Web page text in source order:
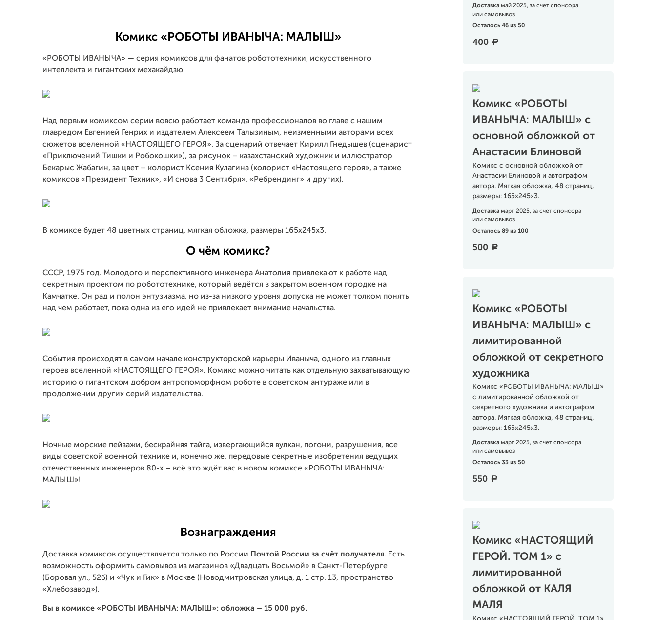
Доставка май 2025, за счет спонсора
или самовывоз
Осталось 46 из 50
400 a
Комикс «РОБОТЫ
ИВАНЫЧА: МАЛЫШ» с
основной обложкой от
Анастасии Блиновой
Комикс с основной обложкой от
Анастасии Блиновой и автографом
автора. Мягкая обложка, 48 страниц,
размеры: 165х245х3.
Доставка март 2025, за счет спонсора
или самовывоз
Осталось 89 из 100
500 a
Комикс «РОБОТЫ
ИВАНЫЧА: МАЛЫШ» с
лимитированной
обложкой от секретного
художника
Комикс «РОБОТЫ ИВАНЫЧА: МАЛЫШ»
с лимитированной обложкой от
секретного художника и автографом
автора. Мягкая обложка, 48 страниц,
размеры: 165х245х3.
Доставка март 2025, за счет спонсора
или самовывоз
Осталось 33 из 50
550 a
Комикс «НАСТОЯЩИЙ
ГЕРОЙ. ТОМ 1» с
лимитированной
обложкой от КАЛЯ
МАЛЯ
Комикс «НАСТОЯЩИЙ ГЕРОЙ. ТОМ 1»
Комикс «РОБОТЫ ИВАНЫЧА: МАЛЫШ»
«РОБОТЫ ИВАНЫЧА» — серия комиксов для фанатов робототехники, искусственного
интеллекта и гигантских мехакайдзю.
Над первым комиксом серии вовсю работает команда профессионалов во главе с нашим
главредом Евгенией Генрих и издателем Алексеем Талызиным, неизменными авторами всех
сюжетов вселенной «НАСТОЯЩЕГО ГЕРОЯ». За сценарий отвечает Кирилл Гнедышев (сценарист
«Приключений Тишки и Робокошки»), за рисунок – казахстанский художник и иллюстратор
Бекарыс Жабагин, за цвет – колорист Ксения Кулагина (колорист «Настоящего героя», а также
комиксов «Президент Техник», «И снова 3 Сентября», «Ребрендинг» и других).
В комиксе будет 48 цветных страниц, мягкая обложка, размеры 165х245х3.
О чём комикс?
СССР, 1975 год. Молодого и перспективного инженера Анатолия привлекают к работе над
секретным проектом по робототехнике, который ведётся в закрытом военном городке на
Камчатке. Он рад и полон энтузиазма, но из-за низкого уровня допуска не может толком понять
над чем работает, пока одна из его идей не привлекает внимание начальства.
События происходят в самом начале конструкторской карьеры Иваныча, одного из главных
героев вселенной «НАСТОЯЩЕГО ГЕРОЯ». Комикс можно читать как отдельную захватывающую
историю о гигантском добром антропоморфном роботе в советском антураже или в
продолжении других серий издательства.
Ночные морские пейзажи, бескрайняя тайга, извергающийся вулкан, погони, разрушения, все
виды советской военной технике и, конечно же, передовые секретные изобретения ведущих
отечественных инженеров 80-х – всё это ждёт вас в новом комиксе «РОБОТЫ ИВАНЫЧА:
МАЛЫШ»!
Вознаграждения
Доставка комиксов осуществляется только по России Почтой России за счёт получателя. Есть
возможность оформить самовывоз из магазинов «Двадцать Восьмой» в Санкт-Петербурге
(Боровая ул., 52б) и «Чук и Гик» в Москве (Новодмитровская улица, д. 1 стр. 13, пространство
«Хлебозавод»).
Вы в комиксе «РОБОТЫ ИВАНЫЧА: МАЛЫШ»: обложка – 15 000 руб.